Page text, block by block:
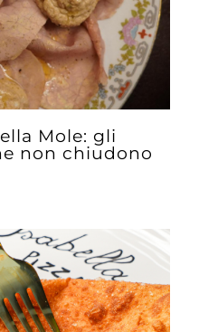
Mole: gli
non chiudono